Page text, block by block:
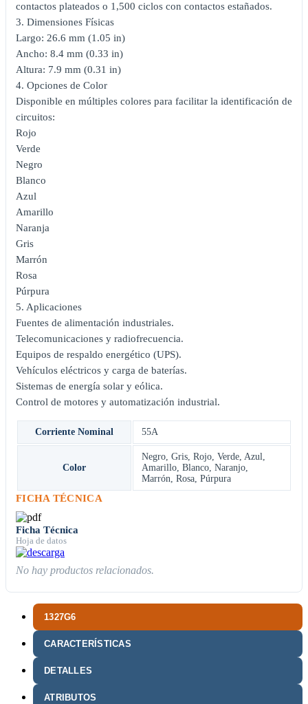
1327G6
CARACTERÍSTICAS
DETALLES
ATRIBUTOS
contactos plateados o 1,500 ciclos con contactos estañados.
3. Dimensiones Físicas
Largo: 26.6 mm (1.05 in)
Ancho: 8.4 mm (0.33 in)
Altura: 7.9 mm (0.31 in)
4. Opciones de Color
Disponible en múltiples colores para facilitar la identificación de
circuitos:
Rojo
Verde
Negro
Blanco
Azul
Amarillo
Naranja
Gris
Marrón
Rosa
Púrpura
5. Aplicaciones
Fuentes de alimentación industriales.
Telecomunicaciones y radiofrecuencia.
Equipos de respaldo energético (UPS).
Vehículos eléctricos y carga de baterías.
Sistemas de energía solar y eólica.
Control de motores y automatización industrial.
Corriente Nominal 55A
Color
Negro Gris Rojo Verde Azul
Amarillo Blanco Naranjo
Marrón Rosa Púrpura
FICHA TÉCNICA
Ficha Técnica
Hoja de datos
No hay productos relacionados.